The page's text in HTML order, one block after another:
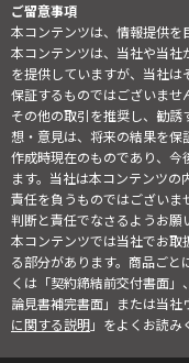
ご留意事項
本コンテンツは、情報提供を
本コンテンツは、当社や当社
を提供していますが、当社
保証するものではございませ
その他の取引を推奨し、勧
想・意見は、将来の結果を保
作成時現在のものであり、
ます。当社は本コンテンツ
責任を負うものではございま
判断と責任でなさるようお願
本コンテンツでは当社でお
る部分があります。商品ご
くは「契約締結前交付書面
論見書補完書面」または当社
に関する説明」をよくお読み